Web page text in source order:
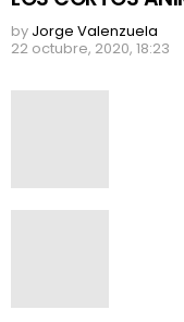
by Jorge Valenzuela
22 octubre, 2020, 18:23